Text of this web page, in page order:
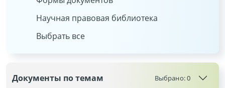
Научная правовая библиотека
Выбрать все
Документы по темам Выбрано:0